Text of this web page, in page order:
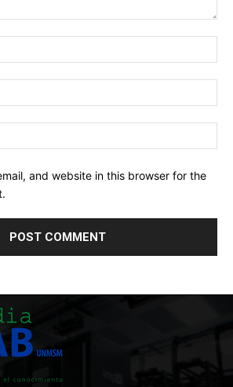
and website in this browser for the